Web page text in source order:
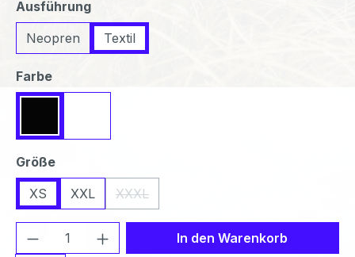
Ausführungauswählen
Neopren Textil
Farbeauswählen
Größeauswählen
XS XXL XXXL
(Diese Option ist zurzeit nicht verfügbar.)
Produkt Anzahl: Gib denIn den Warenkorb